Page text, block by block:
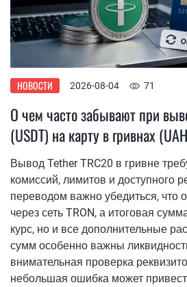
НОВОСТИ 2026-08-04 71
О чем часто забывают при
(USDT) на карту в гривнах
Вывод Tether TRC20 в гривне
комиссий, лимитов и доступного
переводом важно убедиться, что
через сеть TRON, а итоговая
курс, но и все дополнительные
сумм особенно важны
внимательная проверка
небольшая ошибка может